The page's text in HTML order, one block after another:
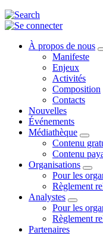
À propos de nous
Manifeste
Enjeux
Activités
Composition
Contacts
Nouvelles
Événements
Médiathèque
Contenu
Contenu
Organisations
Pour les
Règlement
Analystes
Pour les
Règlement
Partenaires